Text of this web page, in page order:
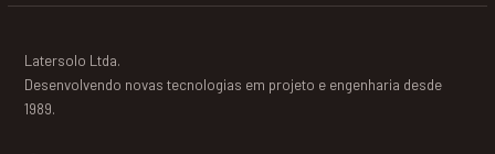
Latersolo Ltda.
Desenvolvendo novas tecnologias em projeto e engenharia desde
1989.